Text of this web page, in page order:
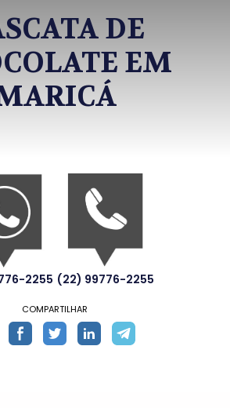
DE
EM
2255 (22) 99776-2255
COMPARTILHAR